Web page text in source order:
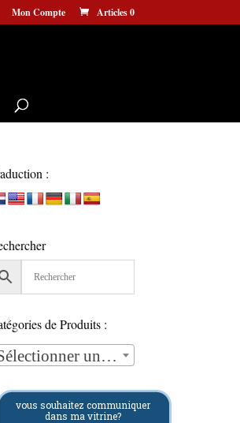
Mon Compte Articles 0
:
de Produits :
Sélectionner une catégorie
vous souhaitez communiquer
dans ma vitrine?